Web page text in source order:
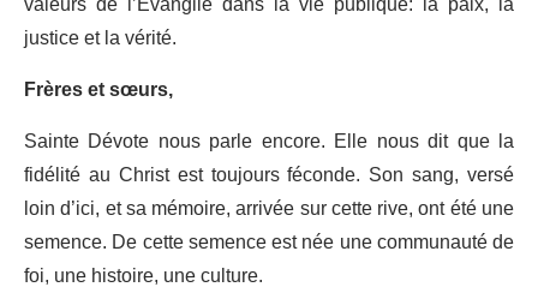
justice et la vérité.
Frères et sœurs,
Sainte Dévote nous parle encore. Elle nous dit que la
fidélité au Christ est toujours féconde. Son sang, versé
loin d’ici, et sa mémoire, arrivée sur cette rive, ont été une
semence. De cette semence est née une communauté de
foi, une histoire, une culture.